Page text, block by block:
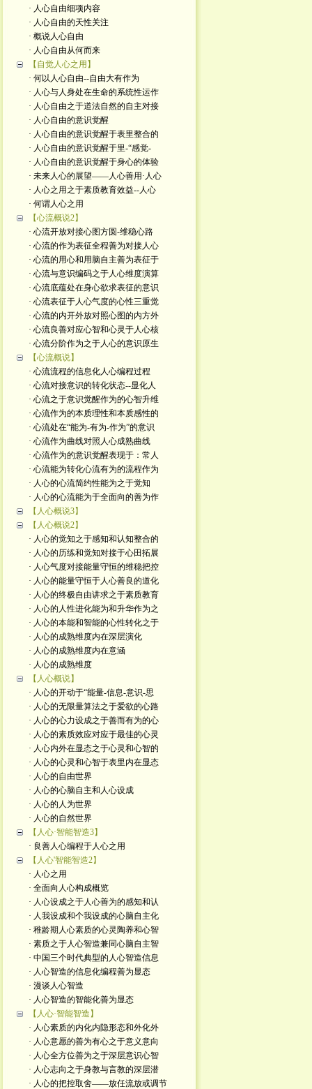
· 人心自由细项内容
· 人心自由的天性关注
· 概说人心自由
· 人心自由从何而来
【自觉人心之用】
· 何以人心自由--自由大有作为
· 人心与人身处在生命的系统性运作
· 人心自由之于道法自然的自主对接
· 人心自由的意识觉醒
· 人心自由的意识觉醒于表里整合的
· 人心自由的意识觉醒于里-“感觉-
· 人心自由的意识觉醒于身心的体验
· 未来人心的展望——人心善用·人心
· 人心之用之于素质教育效益--人心
· 何谓人心之用
【心流概说2】
· 心流开放对接心图方圆-维稳心路
· 心流的作为表征全程善为对接人心
· 心流的用心和用脑自主善为表征于
· 心流与意识编码之于人心维度演算
· 心流底蕴处在身心欲求表征的意识
· 心流表征于人心气度的心性三重觉
· 心流的内开外放对照心图的内方外
· 心流良善对应心智和心灵于人心核
· 心流分阶作为之于人心的意识原生
【心流概说】
· 心流流程的信息化人心编程过程
· 心流对接意识的转化状态--显化人
· 心流之于意识觉醒作为的心智升维
· 心流作为的本质理性和本质感性的
· 心流处在“能为-有为-作为”的意识
· 心流作为曲线对照人心成熟曲线
· 心流作为的意识觉醒表现于：常人
· 心流能为转化心流有为的流程作为
· 人心的心流简约性能为之于觉知
· 人心的心流能为于全面向的善为作
【人心概说3】
【人心概说2】
· 人心的觉知之于感知和认知整合的
· 人心的历练和觉知对接于心田拓展
· 人心气度对接能量守恒的维稳把控
· 人心的能量守恒于人心善良的道化
· 人心的终极自由讲求之于素质教育
· 人心的人性进化能为和升华作为之
· 人心的本能和智能的心性转化之于
· 人心的成熟维度内在深层演化
· 人心的成熟维度内在意涵
· 人心的成熟维度
【人心概说】
· 人心的开动于“能量-信息-意识-思
· 人心的无限量算法之于爱欲的心路
· 人心的心力设成之于善而有为的心
· 人心的素质效应对应于最佳的心灵
· 人心内外在显态之于心灵和心智的
· 人心的心灵和心智于表里内在显态
· 人心的自由世界
· 人心的心脑自主和人心设成
· 人心的人为世界
· 人心的自然世界
【人心·智能智造3】
· 良善人心编程于人心之用
【人心'智能智造2】
· 人心之用
· 全面向人心构成概览
· 人心设成之于人心善为的感知和认
· 人我设成和个我设成的心脑自主化
· 稚龄期人心素质的心灵陶养和心智
· 素质之于人心智造兼同心脑自主智
· 中国三个时代典型的人心智造信息
· 人心智造的信息化编程善为显态
· 漫谈人心智造
· 人心智造的智能化善为显态
【人心·智能智造】
· 人心素质的内化内隐形态和外化外
· 人心意愿的善为有心之于意义意向
· 人心全方位善为之于深层意识心智
· 人心志向之于身教与言教的深层潜
· 人心的把控取舍——放任流放或调节